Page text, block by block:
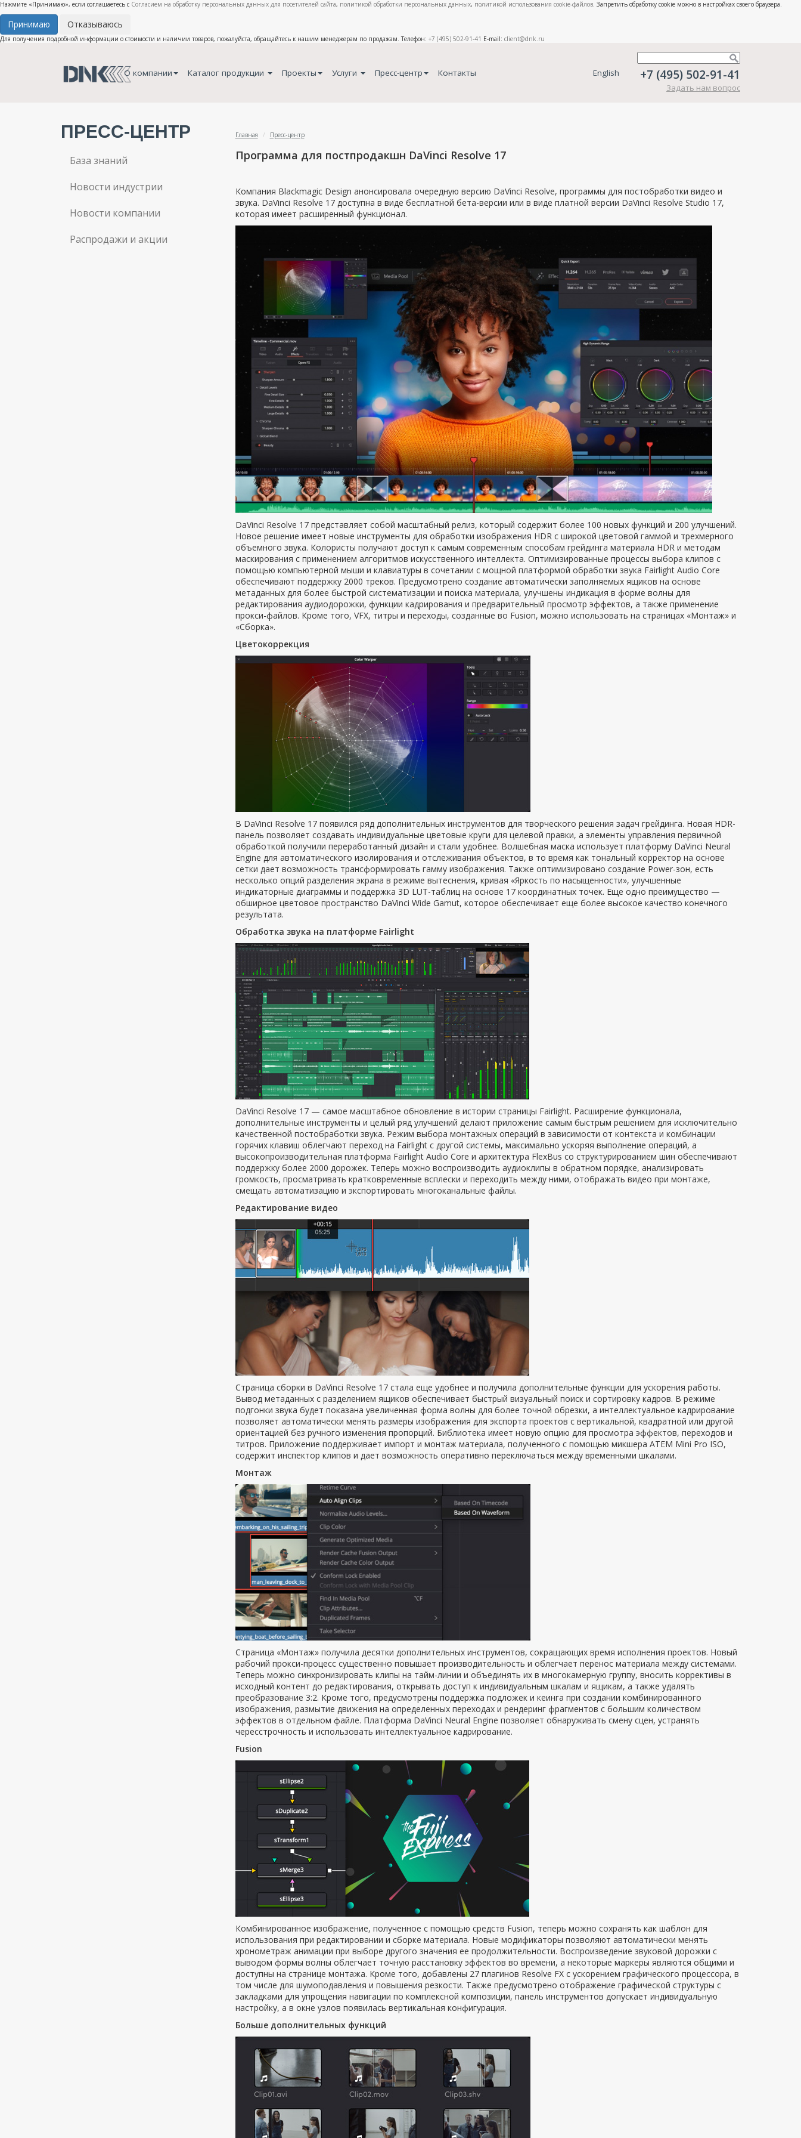
Нажмите «Принимаю», если соглашаетесь с Согласием на обработку персональных данных для посетителей сайта, политикой обработки персональных данных, политикой использования cookie-файлов. Запретить обработку cookie можно в настройках своего браузера.
Принимаю Отказываюсь
Для получения подробной информации о стоимости и наличии товаров, пожалуйста, обращайтесь к нашим менеджерам по продажам. Телефон: +7 (495) 502-91-41 E-mail: client@dnk.ru
О компании Каталог продукции Проекты Услуги Пресс-центр Контакты English +7 (495) 502-91-41
Задать нам вопрос
ПРЕСС-ЦЕНТР Главная Пресс-центр
База знаний
Новости индустрии
Новости компании
Распродажи и акции
Программа для постпродакшн DaVinci Resolve 17
Компания Blackmagic Design анонсировала очередную версию DaVinci Resolve, программы для постобработки видео и
звука. DaVinci Resolve 17 доступна в виде бесплатной бета-версии или в виде платной версии DaVinci Resolve Studio 17,
которая имеет расширенный функционал.
DaVinci Resolve 17 представляет собой масштабный релиз, который содержит более 100 новых функций и 200 улучшений.
Новое решение имеет новые инструменты для обработки изображения HDR с широкой цветовой гаммой и трехмерного
объемного звука. Колористы получают доступ к самым современным способам грейдинга материала HDR и методам
маскирования с применением алгоритмов искусственного интеллекта. Оптимизированные процессы выбора клипов с
помощью компьютерной мыши и клавиатуры в сочетании с мощной платформой обработки звука Fairlight Audio Core
обеспечивают поддержку 2000 треков. Предусмотрено создание автоматически заполняемых ящиков на основе
метаданных для более быстрой систематизации и поиска материала, улучшены индикация в форме волны для
редактирования аудиодорожки, функции кадрирования и предварительный просмотр эффектов, а также применение
прокси-файлов. Кроме того, VFX, титры и переходы, созданные во Fusion, можно использовать на страницах «Монтаж» и
«Сборка».
Цветокоррекция
В DaVinci Resolve 17 появился ряд дополнительных инструментов для творческого решения задач грейдинга. Новая HDR-
панель позволяет создавать индивидуальные цветовые круги для целевой правки, а элементы управления первичной
обработкой получили переработанный дизайн и стали удобнее. Волшебная маска использует платформу DaVinci Neural
Engine для автоматического изолирования и отслеживания объектов, в то время как тональный корректор на основе
сетки дает возможность трансформировать гамму изображения. Также оптимизировано создание Power-зон, есть
несколько опций разделения экрана в режиме вытеснения, кривая «Яркость по насыщенности», улучшенные
индикаторные диаграммы и поддержка 3D LUT-таблиц на основе 17 координатных точек. Еще одно преимущество —
обширное цветовое пространство DaVinci Wide Gamut, которое обеспечивает еще более высокое качество конечного
результата.
Обработка звука на платформе Fairlight
DaVinci Resolve 17 — самое масштабное обновление в истории страницы Fairlight. Расширение функционала,
дополнительные инструменты и целый ряд улучшений делают приложение самым быстрым решением для исключительно
качественной постобработки звука. Режим выбора монтажных операций в зависимости от контекста и комбинации
горячих клавиш облегчают переход на Fairlight с другой системы, максимально ускоряя выполнение операций, а
высокопроизводительная платформа Fairlight Audio Core и архитектура FlexBus со структурированием шин обеспечивают
поддержку более 2000 дорожек. Теперь можно воспроизводить аудиоклипы в обратном порядке, анализировать
громкость, просматривать кратковременные всплески и переходить между ними, отображать видео при монтаже,
смещать автоматизацию и экспортировать многоканальные файлы.
Редактирование видео
Страница сборки в DaVinci Resolve 17 стала еще удобнее и получила дополнительные функции для ускорения работы.
Вывод метаданных с разделением ящиков обеспечивает быстрый визуальный поиск и сортировку кадров. В режиме
подгонки звука будет показана увеличенная форма волны для более точной обрезки, а интеллектуальное кадрирование
позволяет автоматически менять размеры изображения для экспорта проектов с вертикальной, квадратной или другой
ориентацией без ручного изменения пропорций. Библиотека имеет новую опцию для просмотра эффектов, переходов и
титров. Приложение поддерживает импорт и монтаж материала, полученного с помощью микшера ATEM Mini Pro ISO,
содержит инспектор клипов и дает возможность оперативно переключаться между временными шкалами.
Монтаж
Страница «Монтаж» получила десятки дополнительных инструментов, сокращающих время исполнения проектов. Новый
рабочий прокси-процесс существенно повышает производительность и облегчает перенос материала между системами.
Теперь можно синхронизировать клипы на тайм-линии и объединять их в многокамерную группу, вносить коррективы в
исходный контент до редактирования, открывать доступ к индивидуальным шкалам и ящикам, а также удалять
преобразование 3:2. Кроме того, предусмотрены поддержка подложек и кеинга при создании комбинированного
изображения, размытие движения на определенных переходах и рендеринг фрагментов с большим количеством
эффектов в отдельном файле. Платформа DaVinci Neural Engine позволяет обнаруживать смену сцен, устранять
чересстрочность и использовать интеллектуальное кадрирование.
Fusion
Комбинированное изображение, полученное с помощью средств Fusion, теперь можно сохранять как шаблон для
использования при редактировании и сборке материала. Новые модификаторы позволяют автоматически менять
хронометраж анимации при выборе другого значения ее продолжительности. Воспроизведение звуковой дорожки с
выводом формы волны облегчает точную расстановку эффектов во времени, а некоторые маркеры являются общими и
доступны на странице монтажа. Кроме того, добавлены 27 плагинов Resolve FX с ускорением графического процессора, в
том числе для шумоподавления и повышения резкости. Также предусмотрено отображение графической структуры с
закладками для упрощения навигации по комплексной композиции, панель инструментов допускает индивидуальную
настройку, а в окне узлов появилась вертикальная конфигурация.
Больше дополнительных функций